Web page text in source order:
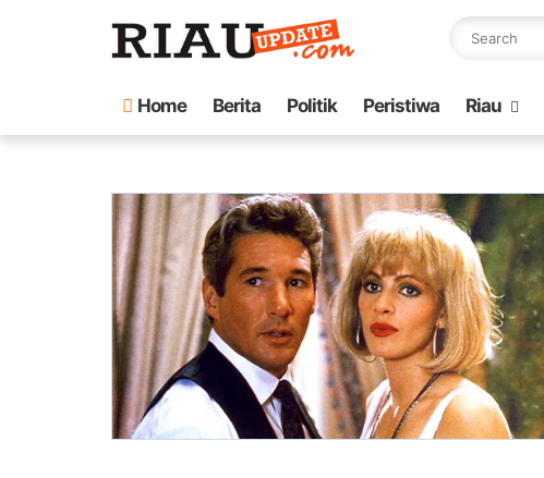
Home Berita Politik Peristiwa Riau